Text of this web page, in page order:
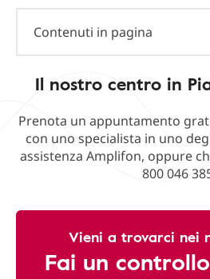
Contenuti in pagina
Il nostro centro in
Prenota un appuntamento
con uno specialista in uno
assistenza Amplifon, oppure
800 046
Vieni a trovarci nei
Fai un